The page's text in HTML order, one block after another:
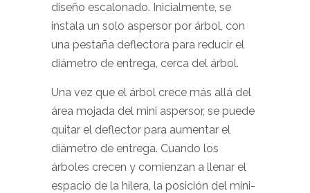
diseño escalonado. Inicialmente, se
instala un solo aspersor por árbol, con
una pestaña deflectora para reducir el
diámetro de entrega, cerca del árbol.
Una vez que el árbol crece más allá del
área mojada del mini aspersor, se puede
quitar el deflector para aumentar el
diámetro de entrega. Cuando los
árboles crecen y comienzan a llenar el
espacio de la hilera, la posición del mini-